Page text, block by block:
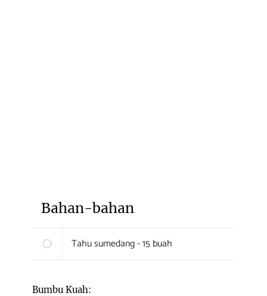
Bahan-bahan
Tahu sumedang - 15 buah
Bumbu Kuah: